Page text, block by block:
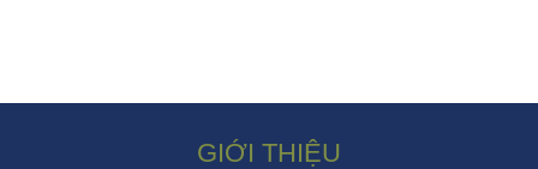
GIỚI THIỆU